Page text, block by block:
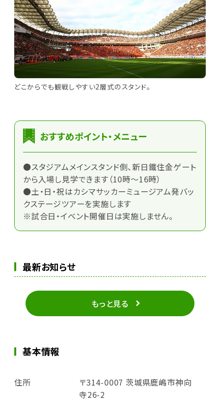
どこからでも観戦しやすい2層式のスタンド。
おすすめポイント・メニュー
●スタジアムメインスタンド側、新日鐵住金ゲート
から入場し見学できます（10時～16時）
●土・日・祝はカシマサッカーミュージアム発バッ
クステージツアーを実施します
※試合日・イベント開催日は実施しません。
最新お知らせ
もっと見る
基本情報
住所
〒314-0007 茨城県鹿嶋市神向
寺26-2